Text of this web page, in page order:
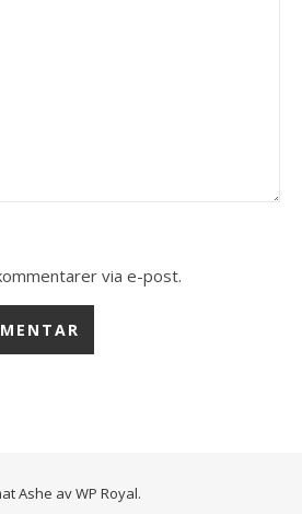
via e-post.
Ashe avWP Royal.